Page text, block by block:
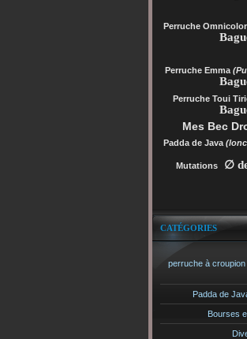
Perruche
Perruche Emma
Perruche Toui
Mes Bec
Padda de Java
Mutations
∅
CATÉGORIES
perruche à
Padda de
Bourses